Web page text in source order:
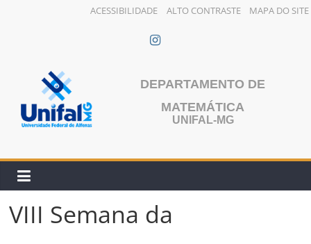
ACESSIBILIDADE ALTO CONTRASTE MAPA DO SITE
conteúdo
DEPARTAMENTO DE
MATEMÁTICA
UNIFAL-MG
VIII Semana da